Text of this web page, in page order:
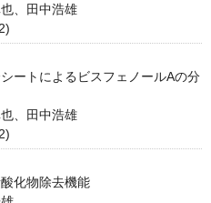
、田中浩雄
ートによるビスフェノールAの分
、田中浩雄
化物除去機能